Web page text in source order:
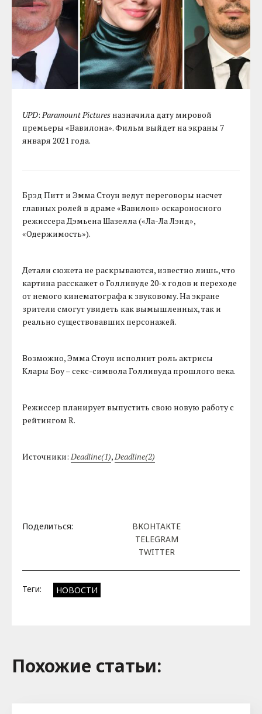
UPD:Paramount Pictures назначила дату мировой
премьеры «Вавилона». Фильм выйдет на экраны 7
января 2021 года.
Брэд Питт и Эмма Стоун ведут переговоры насчет
главных ролей в драме «Вавилон» оскароносного
режиссера Дэмьена Шазелла («Ла-Ла Лэнд»,
«Одержимость»).
Детали сюжета не раскрываются, известно лишь, что
картина расскажет о Голливуде 20-х годов и переходе
от немого кинематографа к звуковому. На экране
зрители смогут увидеть как вымышленных, так и
реально существовавших персонажей.
Возможно, Эмма Стоун исполнит роль актрисы
Клары Боу – секс-символа Голливуда прошлого века.
Режиссер планирует выпустить свою новую работу с
рейтингом R.
Источники:Deadline(1),Deadline(2)
Поделиться:
ВКОНТАКТЕ
TELEGRAM
TWITTER
Теги: НОВОСТИ
Похожие cтатьи: